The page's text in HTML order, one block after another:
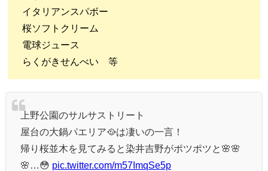
イタリアンスパボー
桜ソフトクリーム
電球ジュース
らくがきせんべい 等
上野公園のサルサストリート
屋台の大鍋パエリア🥘は凄いの一言！
帰り桜並木を見てみると染井吉野がポツポツと🌸🌸
🌸…😳 pic.twitter.com/m57ImqSe5p